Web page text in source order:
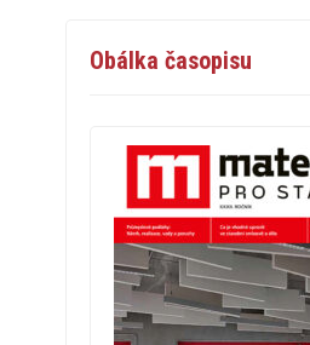
Obálka časopisu